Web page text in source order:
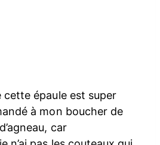
cette épaule est super
à mon boucher de
car